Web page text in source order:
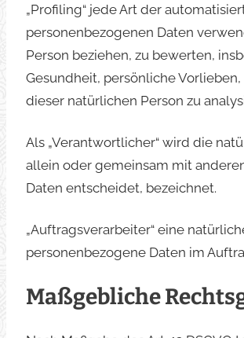
„Profiling“ jede Art der
personenbezogenen Daten
Person beziehen, zu bewerten,
Gesundheit, persönliche
dieser natürlichen Person zu
Als „Verantwortlicher“ wird die
allein oder gemeinsam mit
Daten entscheidet, bezeichnet.
„Auftragsverarbeiter“ eine
personenbezogene Daten im
Maßgebliche